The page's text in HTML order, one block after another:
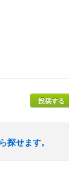
投稿する
せます。